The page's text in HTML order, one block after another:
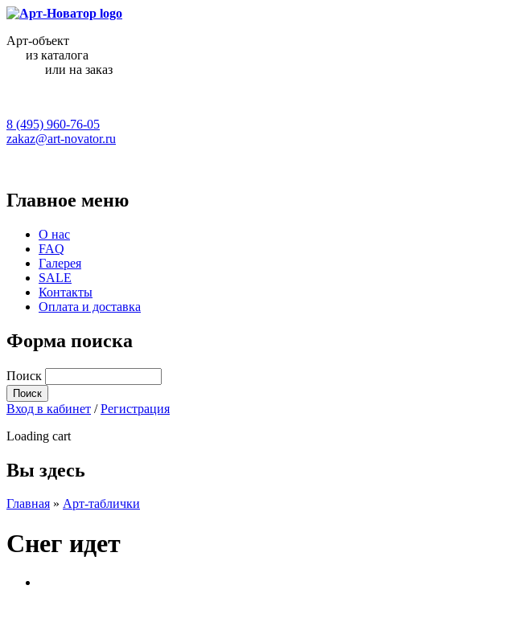
Арт-объект
из каталога
или на заказ
8 (495) 960-76-05
zakaz@art-novator.ru
Главное меню
О нас
FAQ
Галерея
SALE
Контакты
Оплата и доставка
Форма поиска
Поиск
Вход в кабинет /Регистрация
Loading cart
Вы здесь
Главная » Арт-таблички
Снег идет